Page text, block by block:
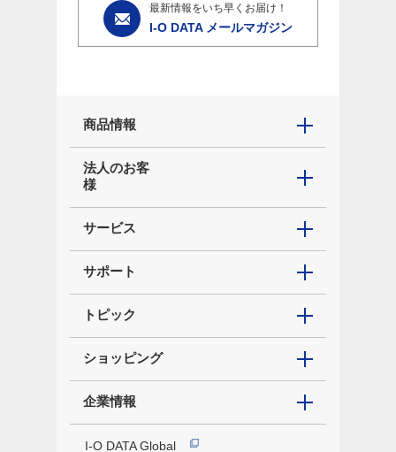
最新情報をいち早くお届け！
I-O DATA メールマガジン
商品情報
法人のお客
様
サービス
サポート
トピック
ショッピング
企業情報
I-O DATA Global